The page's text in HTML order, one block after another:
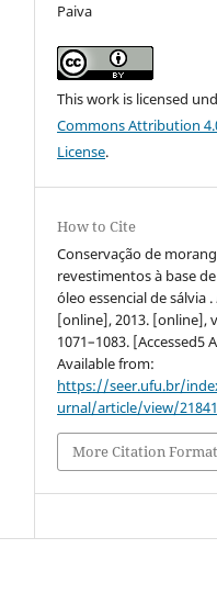
Paiva
This work is licensed
Commons Attribution
License.
How to Cite
Conservação de
revestimentos à base
óleo essencial de sálvia .
[online], 2013. [online],
1071–1083. [Accessed5
Available from:
https://seer.ufu.br/
urnal/article/view/21841
More Citation